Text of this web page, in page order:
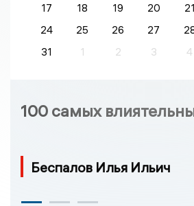
17
18 19 20 21
24
25 26 27
31
1 2 3 4
100 самых
Беспалов Илья Ильич